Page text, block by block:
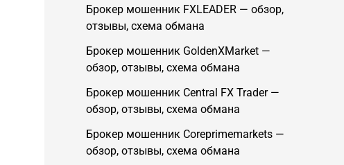
Брокер мошенник FXLEADER — обзор,
отзывы, схема обмана
Брокер мошенник GoldenXMarket —
обзор, отзывы, схема обмана
Брокер мошенник Central FX Trader —
обзор, отзывы, схема обмана
Брокер мошенник Coreprimemarkets —
обзор, отзывы, схема обмана